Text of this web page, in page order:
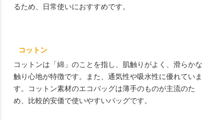
るため、日常使いにおすすめです。
コットン
コットンは「綿」のことを指し、肌触りがよく、滑らかな
触り心地が特徴です。また、通気性や吸水性に優れていま
す。コットン素材のエコバッグは薄手のものが主流のた
め、比較的安価で使いやすいバッグです。